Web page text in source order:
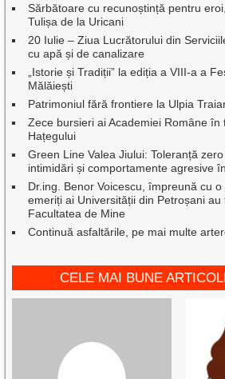
Sărbătoare cu recunoștință pentru
Tulișa de la Uricani
20 Iulie – Ziua Lucrătorului din
cu apă și de canalizare
„Istorie și Tradiții” la ediția a VIII-a a
Mălăiești
Patrimoniul fără frontiere la Ulpia
Zece bursieri ai Academiei Române
Hațegului
Green Line Valea Jiului: Toleranță
intimidări și comportamente agresive
Dr.ing. Benor Voicescu, împreună cu
emeriți ai Universității din Petroșani
Facultatea de Mine
Continuă asfaltările, pe mai multe
CELE MAI BUNE